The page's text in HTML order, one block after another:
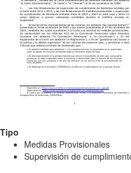
Tipo
Medidas Provisionales
Supervisión de